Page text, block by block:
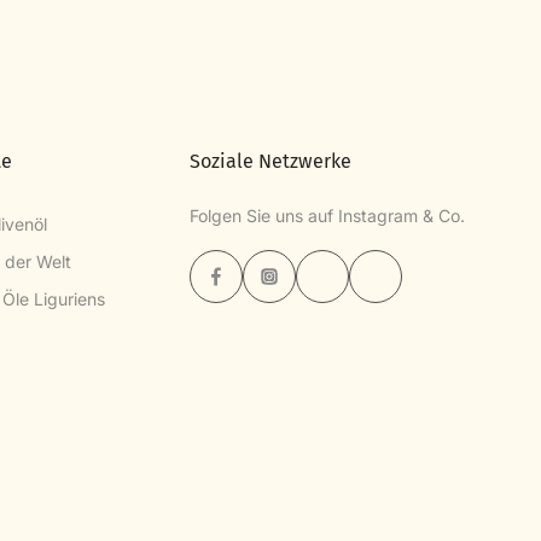
Welt
Liguriens
Soziale Netzwerke
Folgen Sie uns auf Instagram & Co.